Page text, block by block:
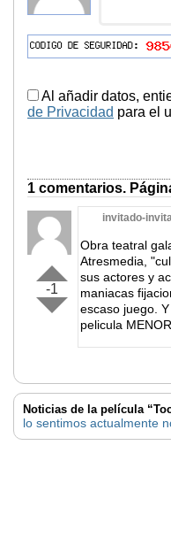
Al añadir datos,
de Privacidad para el
1 comentarios.
-1
invitado-
Obra teatral
Atresmedia,
sus actores y
maniacas
escaso juego.
pelicula
Noticias de la película
lo sentimos actualmente